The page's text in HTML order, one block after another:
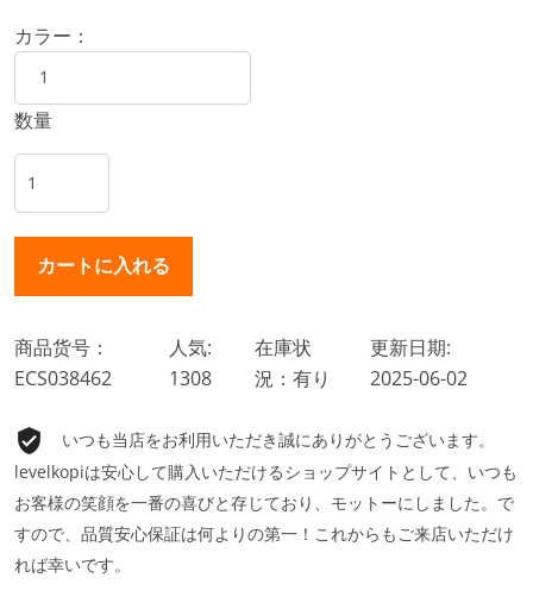
カラー：
数量
商品货号：
ECS038462
人気:
1308
在庫状
況：有り
更新日期:
2025-06-02
いつも当店をお利用いただき誠にありがとうございます。
levelkopiは安心して購入いただけるショップサイトとして、いつも
お客様の笑顔を一番の喜びと存じており、モットーにしました。で
すので、品質安心保証は何よりの第一！これからもご来店いただけ
れば幸いです。